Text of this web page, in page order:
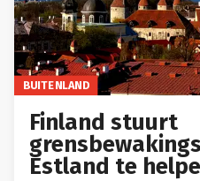
BUITENLAND
Finland stuurt
Estland te